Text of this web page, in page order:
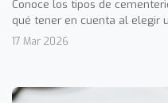
Conoce los tipos de
qué tener en cuenta al elegir
17 Mar 2026